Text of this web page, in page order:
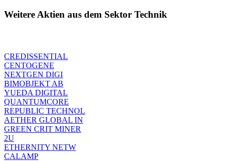
Weitere Aktien aus dem Sektor Technik
CREDISSENTIAL
CENTOGENE
NEXTGEN DIGI
BIMOBJEKT AB
YUEDA DIGITAL
QUANTUMCORE
REPUBLIC TECHNOL
AETHER GLOBAL IN
GREEN CRIT MINER
2U
ETHERNITY NETW
CALAMP